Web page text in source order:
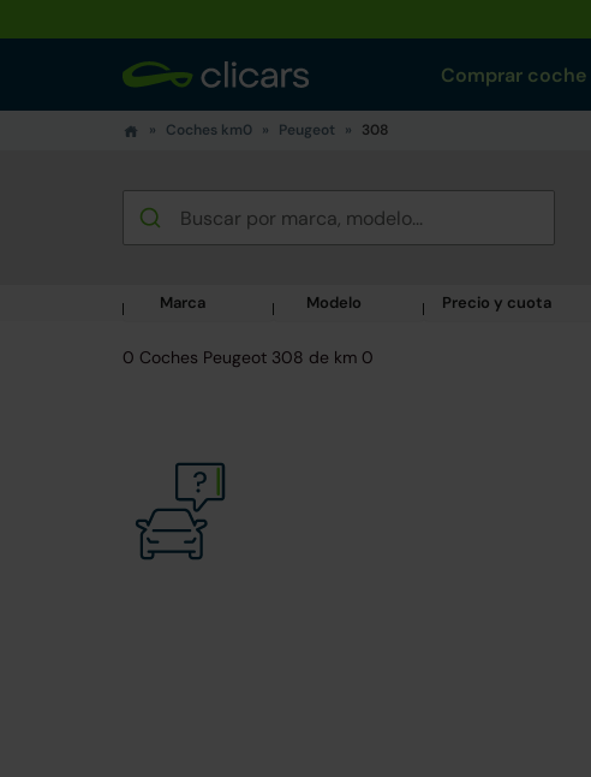
Comprar coche
Coches km0 Peugeot 308
Marca Modelo Precio y cuota
0 Coches Peugeot 308 de km 0